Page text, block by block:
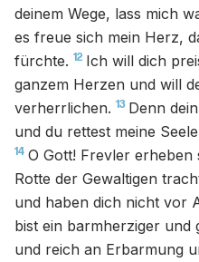
deinem Wege, lass mich
es freue sich mein Herz,
fürchte. 12 Ich will dich
ganzem Herzen und will
verherrlichen. 13 Denn
und du rettest meine
14 O Gott! Frevler erheben
Rotte der Gewaltigen
und haben dich nicht vor
bist ein barmherziger und
und reich an Erbarmung